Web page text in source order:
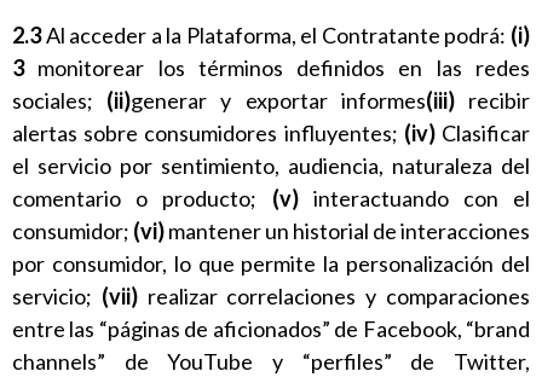
2.3Al acceder a la Plataforma, el Contratante podrá: (i)
3 monitorear los términos definidos en las redes
sociales; (ii)generar y exportar informes(iii) recibir
alertas sobre consumidores influyentes; (iv) Clasificar
el servicio por sentimiento, audiencia, naturaleza del
comentario o producto; (v) interactuando con el
consumidor; (vi)mantener un historial de interacciones
por consumidor, lo que permite la personalización del
servicio; (vii) realizar correlaciones y comparaciones
entre las “páginas de aficionados” de Facebook, “brand
channels” de YouTube y “perfiles” de Twitter,